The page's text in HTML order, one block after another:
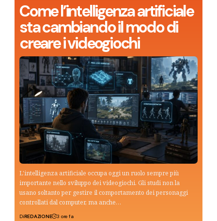
Come l’intelligenza artificiale
sta cambiando il modo di
creare i videogiochi
L'intelligenza artificiale occupa oggi un ruolo sempre più
importante nello sviluppo dei videogiochi. Gli studi non la
usano soltanto per gestire il comportamento dei personaggi
controllati dal computer, ma anche…
DiREDAZIONE 3 ore fa